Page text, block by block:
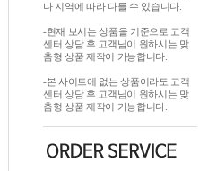
나 지역에 따라 다를 수 있습니다.
-현재 보시는 상품을 기준으로 고객
센터 상담 후 고객님이 원하시는 맞
춤형 상품 제작이 가능합니다.
-본 사이트에 없는 상품이라도 고객
센터 상담 후 고객님이 원하시는 맞
춤형 상품 제작이 가능합니다.